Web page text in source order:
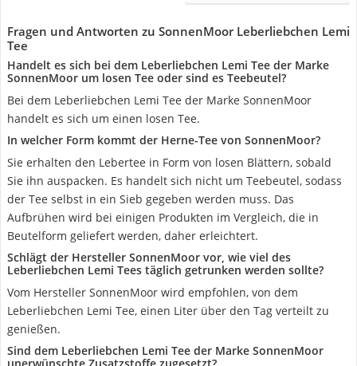
Fragen und Antworten zu SonnenMoor Leberliebchen Lemi
Tee
Handelt es sich bei dem Leberliebchen Lemi Tee der Marke
SonnenMoor um losen Tee oder sind es Teebeutel?
Bei dem Leberliebchen Lemi Tee der Marke SonnenMoor
handelt es sich um einen losen Tee.
In welcher Form kommt der Herne-Tee von SonnenMoor?
Sie erhalten den Lebertee in Form von losen Blättern, sobald
Sie ihn auspacken. Es handelt sich nicht um Teebeutel, sodass
der Tee selbst in ein Sieb gegeben werden muss. Das
Aufbrühen wird bei einigen Produkten im Vergleich, die in
Beutelform geliefert werden, daher erleichtert.
Schlägt der Hersteller SonnenMoor vor, wie viel des
Leberliebchen Lemi Tees täglich getrunken werden sollte?
Vom Hersteller SonnenMoor wird empfohlen, von dem
Leberliebchen Lemi Tee, einen Liter über den Tag verteilt zu
genießen.
Sind dem Leberliebchen Lemi Tee der Marke SonnenMoor